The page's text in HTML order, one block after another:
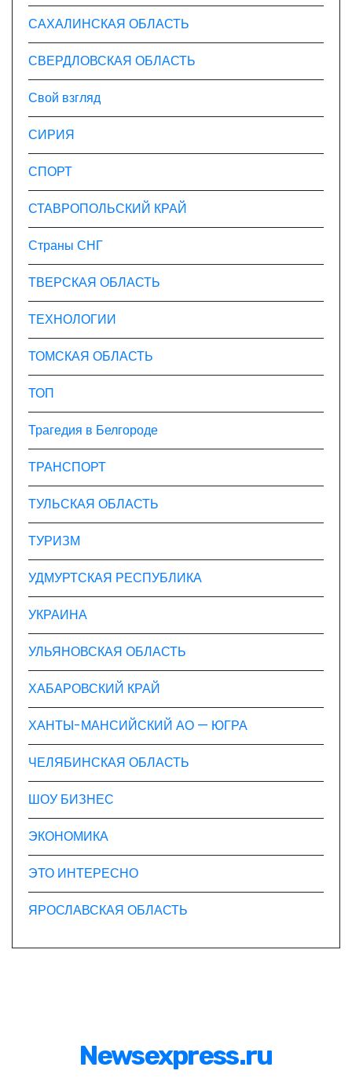
САХАЛИНСКАЯ ОБЛАСТЬ
СВЕРДЛОВСКАЯ ОБЛАСТЬ
Свой взгляд
СИРИЯ
СПОРТ
СТАВРОПОЛЬСКИЙ КРАЙ
Страны СНГ
ТВЕРСКАЯ ОБЛАСТЬ
ТЕХНОЛОГИИ
ТОМСКАЯ ОБЛАСТЬ
ТОП
Трагедия в Белгороде
ТРАНСПОРТ
ТУЛЬСКАЯ ОБЛАСТЬ
ТУРИЗМ
УДМУРТСКАЯ РЕСПУБЛИКА
УКРАИНА
УЛЬЯНОВСКАЯ ОБЛАСТЬ
ХАБАРОВСКИЙ КРАЙ
ХАНТЫ-МАНСИЙСКИЙ АО — ЮГРА
ЧЕЛЯБИНСКАЯ ОБЛАСТЬ
ШОУ БИЗНЕС
ЭКОНОМИКА
ЭТО ИНТЕРЕСНО
ЯРОСЛАВСКАЯ ОБЛАСТЬ
Newsexpress.ru